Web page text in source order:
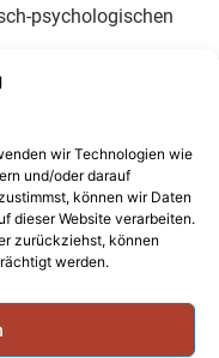
wir Technologien wie
und/oder darauf
können wir Daten
dieser Website verarbeiten.
zurückziehst, können
werden.
psychologischen